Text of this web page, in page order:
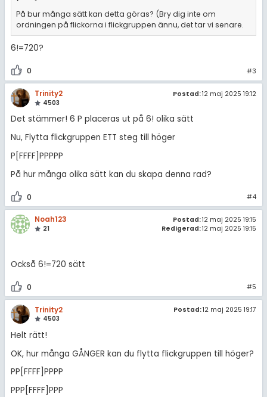
På bur många sätt kan detta göras? (Bry dig inte om
ordningen på flickorna i flickgruppen ännu, det tar vi senare.
6!=720?
0 #3
Trinity2
4503
Postad:12 maj 2025 19:12
Det stämmer! 6 P placeras ut på 6! olika sätt
Nu, Flytta flickgruppen ETT steg till höger
P[FFFF]PPPPP
På hur många olika sätt kan du skapa denna rad?
0 #4
Noah123
21
Postad:12 maj 2025 19:15
Redigerad:12 maj 2025 19:15
Också 6!=720 sätt
0 #5
Trinity2
4503
Postad:12 maj 2025 19:17
Helt rätt!
OK, hur många GÅNGER kan du flytta flickgruppen till höger?
PP[FFFF]PPPP
PPP[FFFF]PPP